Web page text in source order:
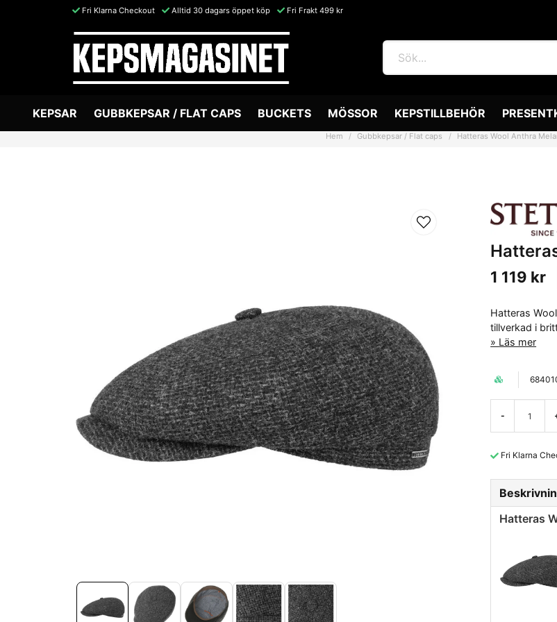
Fri Klarna Checkout Alltid 30 dagars öppet köp Fri Frakt 499 kr
KEPSAR GUBBKEPSAR / FLAT CAPS BUCKETS MÖSSOR KEPSTILLBEHÖR
Hem Gubbkepsar / Flat caps Hatteras Wool Anthra
1 119 kr
Hatteras
tillverkad i
Läs mer
-
Fri Klarna
Hatteras